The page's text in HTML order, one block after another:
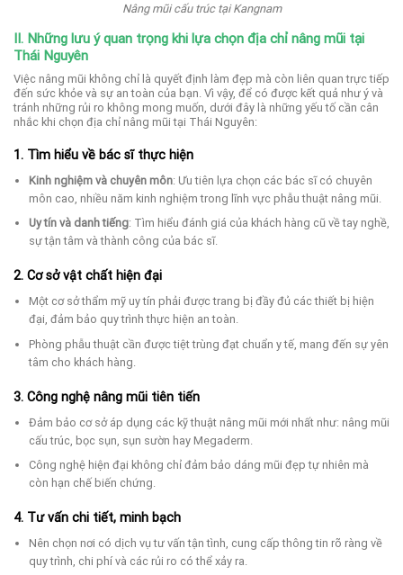
Nâng mũi cấu trúc tại Kangnam
II. Những lưu ý quan trọng khi lựa chọn địa chỉ nâng mũi tại
Thái Nguyên
Việc nâng mũi không chỉ là quyết định làm đẹp mà còn liên quan trực tiếp
đến sức khỏe và sự an toàn của bạn. Vì vậy, để có được kết quả như ý và
tránh những rủi ro không mong muốn, dưới đây là những yếu tố cần cân
nhắc khi chọn địa chỉ nâng mũi tại Thái Nguyên:
1. Tìm hiểu về bác sĩ thực hiện
Kinh nghiệm và chuyên môn: Ưu tiên lựa chọn các bác sĩ có chuyên
môn cao, nhiều năm kinh nghiệm trong lĩnh vực phẫu thuật nâng mũi.
Uy tín và danh tiếng: Tìm hiểu đánh giá của khách hàng cũ về tay nghề,
sự tận tâm và thành công của bác sĩ.
2. Cơ sở vật chất hiện đại
Một cơ sở thẩm mỹ uy tín phải được trang bị đầy đủ các thiết bị hiện
đại, đảm bảo quy trình thực hiện an toàn.
Phòng phẫu thuật cần được tiệt trùng đạt chuẩn y tế, mang đến sự yên
tâm cho khách hàng.
3. Công nghệ nâng mũi tiên tiến
Đảm bảo cơ sở áp dụng các kỹ thuật nâng mũi mới nhất như: nâng mũi
cấu trúc, bọc sụn, sụn sườn hay Megaderm.
Công nghệ hiện đại không chỉ đảm bảo dáng mũi đẹp tự nhiên mà
còn hạn chế biến chứng.
4. Tư vấn chi tiết, minh bạch
Nên chọn nơi có dịch vụ tư vấn tận tình, cung cấp thông tin rõ ràng về
quy trình, chi phí và các rủi ro có thể xảy ra.